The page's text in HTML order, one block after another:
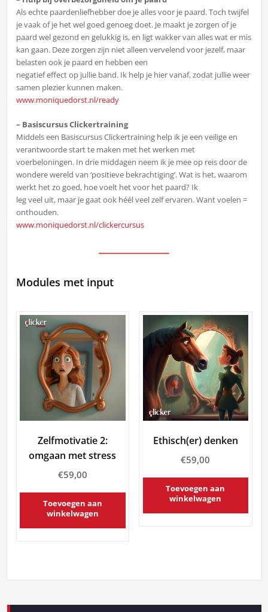
Als echte paardenliefhebber doe je alles voor je paard. Toch twijfel
je vaak of je het wel goed genoeg doet. Je maakt je zorgen of je
paard wel gezond en gelukkig is, en ligt wakker van alles wat er mis
kan gaan. Deze zorgen zijn niet alleen vervelend voor jezelf, maar
belasten ook je paard en hebben een
negatief effect op jullie band. Ik help je hier vanaf, zodat jullie weer
samen plezier kunnen maken.
www.moniquedorst.nl/ready
– Basiscursus Clickertraining
Middels een Basiscursus Clickertraining help ik je een veilige en
verantwoorde start te maken met het werken met
voerbeloningen. In drie middagen neem ik je mee op reis door de
wondere wereld van ‘positieve bekrachtiging’. Wat is het, waarom
werkt het zo goed, hoe voelt het voor het paard? Ik
leg veel uit, maar je gaat ook héél veel zelf ervaren. Want voelen =
onthouden.
www.moniquedorst.nl/clickercursus
Modules met input
Zelfmotivatie 2:
omgaan met stress
€59,00
Toevoegen aan
winkelwagen
Ethisch(er) denken
€59,00
Toevoegen aan
winkelwagen